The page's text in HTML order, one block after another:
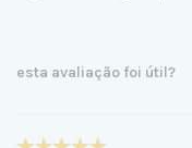
esta avaliação foi útil?